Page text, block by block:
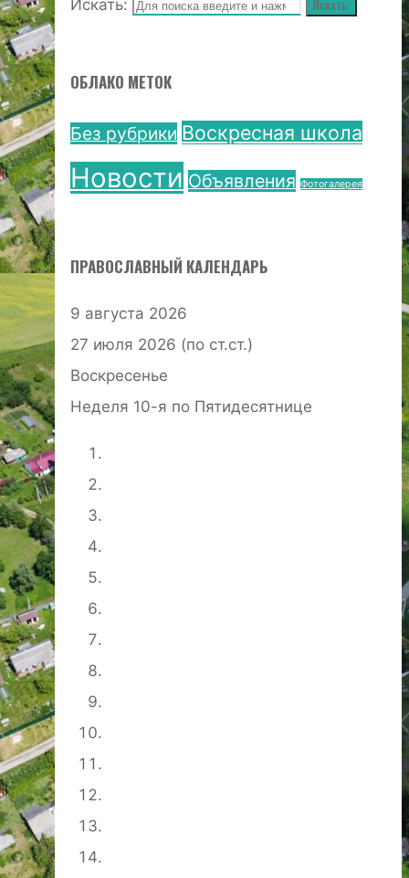
Искать: Искать:
ОБЛАКО МЕТОК
Без рубрики Воскресная школа
Новости Объявления Фотогалерея
ПРАВОСЛАВНЫЙ КАЛЕНДАРЬ
9 августа 2026
27 июля 2026 (по ст.ст.)
Воскресенье
Неделя 10-я по Пятидесятнице